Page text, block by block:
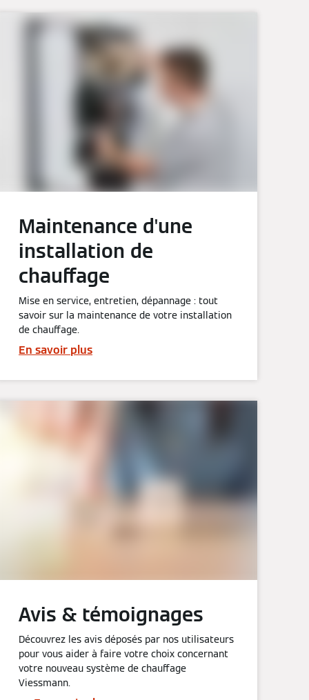
Maintenance d'une
installation de
chauffage
Mise en service, entretien, dépannage : tout
savoir sur la maintenance de votre installation
de chauffage.
En savoir plus
Avis & témoignages
Découvrez les avis déposés par nos utilisateurs
pour vous aider à faire votre choix concernant
votre nouveau système de chauffage
Viessmann.